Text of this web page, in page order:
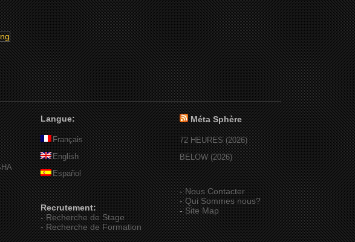
Langue:
Français
English
Español
Recrutement:
-Recherche de Stage
-Recherche de Formation
Méta Sphère
72 HEURES (2026)
BELOW (2026)
-Nous Contacter
-Qui Sommes nous?
-Site Map